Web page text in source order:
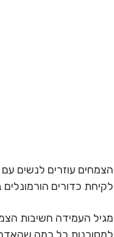
הצמחים עוזרים לנשים עם
לקיחת כדורים
מגיל העמידה חשיבות